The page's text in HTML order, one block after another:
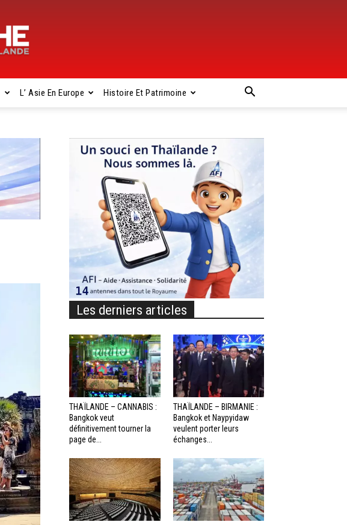
L’ Asie En Europe Histoire Et Patrimoine
Les derniers articles
THAÏLANDE – CANNABIS :
Bangkok veut
définitivement tourner la
page de...
THAÏLANDE – BIRMANIE :
Bangkok et Naypyidaw
veulent porter leurs
échanges...